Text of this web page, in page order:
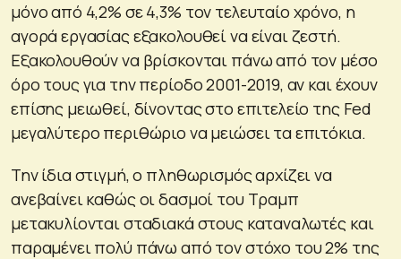
μόνο από 4,2% σε 4,3% τον τελευταίο χρόνο, η
αγορά εργασίας εξακολουθεί να είναι ζεστή.
Εξακολουθούν να βρίσκονται πάνω από τον μέσο
όρο τους για την περίοδο 2001-2019, αν και έχουν
επίσης μειωθεί, δίνοντας στο επιτελείο της Fed
μεγαλύτερο περιθώριο να μειώσει τα επιτόκια.
Την ίδια στιγμή, ο πληθωρισμός αρχίζει να
ανεβαίνει καθώς οι δασμοί του Τραμπ
μετακυλίονται σταδιακά στους καταναλωτές και
παραμένει πολύ πάνω από τον στόχο του 2% της